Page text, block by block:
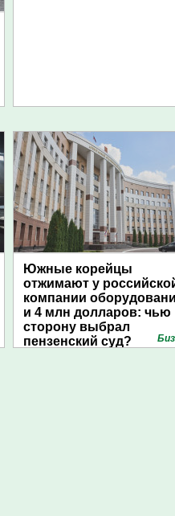
Южные корейцы
отжимают у
компании
и 4 млн долларов: чью
сторону выбрал
пензенский суд?